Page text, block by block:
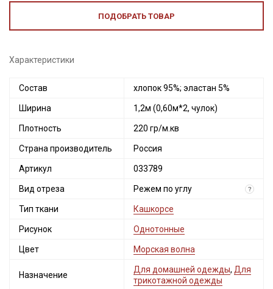
ПОДОБРАТЬ ТОВАР
Характеристики
Состав хлопок 95%; эластан 5%
Ширина 1,2м (0,60м*2, чулок)
Плотность 220 гр/м.кв
Страна производитель Россия
Артикул 033789
Вид отреза Режем по углу ?
Тип ткани Кашкорсе
Рисунок Однотонные
Цвет Морская волна
Назначение
Для домашней одежды, Для
трикотажной одежды
Секретная рассылка от Купава
Мы публикуем здесь дополнительные
промокоды и скидки до 30% на узкие
Электронная почта